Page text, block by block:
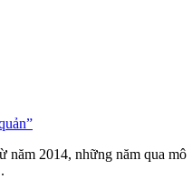
năm 2014, những năm qua mô